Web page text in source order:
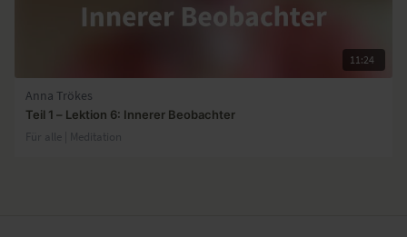
11:24
Anna Trökes
Teil 1 – Lektion 6: Innerer Beobachter
Für alle | Meditation